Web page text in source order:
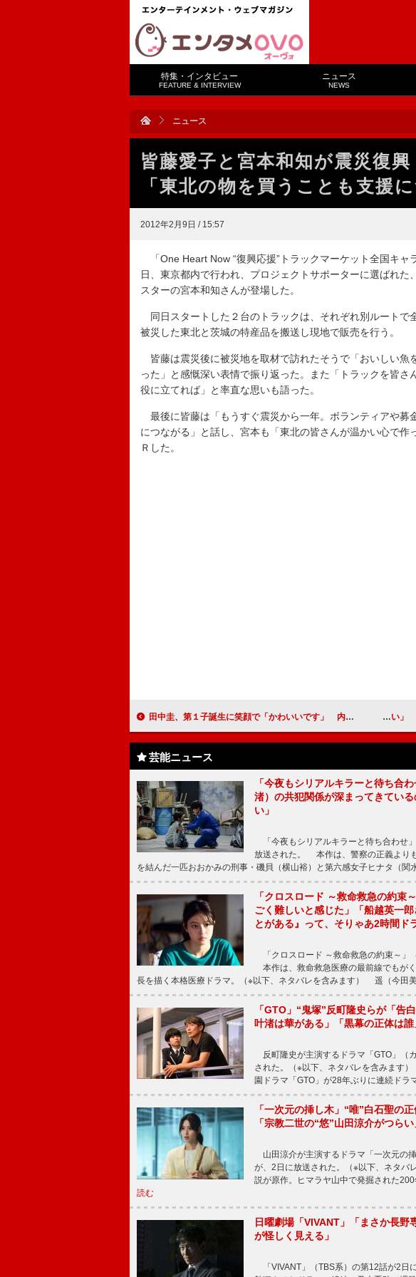
特集・インタビュー
FEATURE & INTERVIEW
ニュース
NEWS
ニュース
皆藤愛子と宮本和知が震災復
「東北の物を買うことも支援
2012年2月9日 / 15:57
「One Heart Now “復興応援”トラックマーケット全国キャ
日、東京都内で行われ、プロジェクトサポーターに選ばれた
スターの宮本和知さんが登場した。
同日スタートした２台のトラックは、それぞれ別ルートで
被災した東北と茨城の特産品を搬送し現地で販売を行う。
皆藤は震災後に被災地を取材で訪れたそうで「おいしい魚
った」と感慨深い表情で振り返った。また「トラックを皆さ
役に立てれば」と率直な思いも語った。
最後に皆藤は「もうすぐ震災から一年。ボランティアや募
につながる」と話し、宮本も「東北の皆さんが温かい心で作
Ｒした。
田中圭、第１子誕生に笑顔で「かわいいです」 内野聖陽は田中とのラブシーンに意欲満々？！ ミキティ
芸能ニュース
「今夜もシリアルキラーと待ち合
渚）の共犯関係が深まってきてい
い」
「今夜もシリアルキラーと待ち合わせ
放送された。 本作は、警察の正義より
を結んだ一匹おおかみの刑事・磯貝（横山裕）と第六感女子ヒナタ（関
「クロスロード ～救命救急の約束
ごく難しいと感じた」「船越英一
とがある』って、そりゃあ2時間ド
「クロスロード ～救命救急の約束～」
本作は、救命救急医療の最前線でもが
長を描く本格医療ドラマ。（※以下、ネタバレを含みます） 遥（今田
「GTO」“鬼塚”反町隆史らが「告
叶渚は華がある」「黒幕の正体は誰
反町隆史が主演するドラマ「GTO」（
された。（※以下、ネタバレを含みます
園ドラマ「GTO」が28年ぶりに連続ドラ
「一次元の挿し木」“唯”白石聖の
「宗教二世の“悠”山田涼介がつらい
山田涼介が主演するドラマ「一次元の
が、2日に放送された。（※以下、ネタ
説が原作。ヒマラヤ山中で発掘された
読む
日曜劇場「VIVANT」「まさか長
が怪しく見える」
「VIVANT」（TBS系）の第12話が2